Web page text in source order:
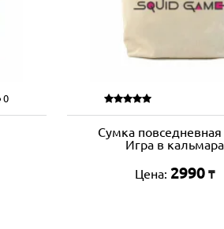
0
Сумка повседневная
Игра в кальмара
Цена: 2990 ₸